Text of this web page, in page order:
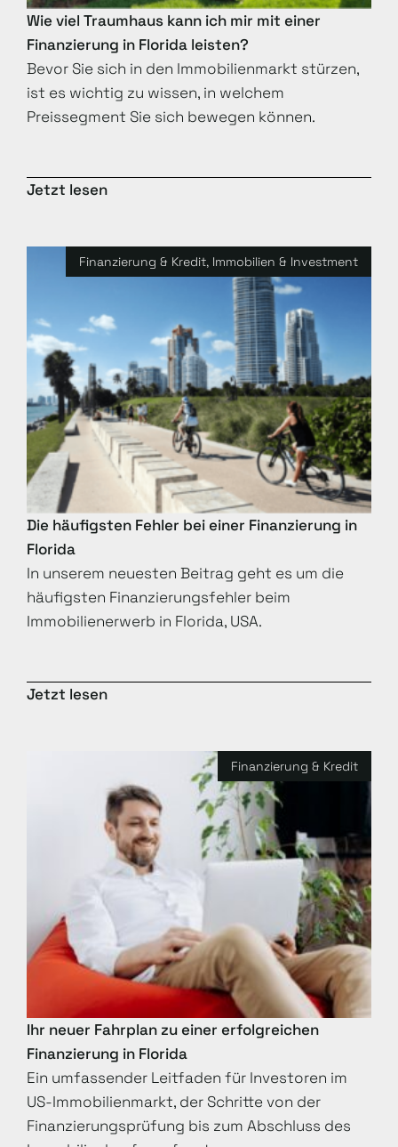
Wie viel Traumhaus kann ich mir mit einer
Finanzierung in Florida leisten?
Bevor Sie sich in den Immobilienmarkt stürzen,
ist es wichtig zu wissen, in welchem
Preissegment Sie sich bewegen können.
Jetzt lesen
Finanzierung & Kredit, Immobilien & Investment
Die häufigsten Fehler bei einer Finanzierung in
Florida
In unserem neuesten Beitrag geht es um die
häufigsten Finanzierungsfehler beim
Immobilienerwerb in Florida, USA.
Jetzt lesen
Finanzierung & Kredit
Ihr neuer Fahrplan zu einer erfolgreichen
Finanzierung in Florida
Ein umfassender Leitfaden für Investoren im
US-Immobilienmarkt, der Schritte von der
Finanzierungsprüfung bis zum Abschluss des